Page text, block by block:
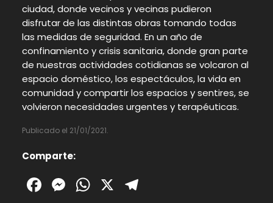
ciudad, donde vecinos y vecinas pudieron
disfrutar de las distintas obras tomando todas
las medidas de seguridad. En un año de
confinamiento y crisis sanitaria, donde gran parte
de nuestras actividades cotidianas se volcaron al
espacio doméstico, los espectáculos, la vida en
comunidad y compartir los espacios y sentires, se
volvieron necesidades urgentes y terapéuticas.
Publicado el 21/01/2021.
Comparte:
Facebook
Messenger
WhatsApp
X